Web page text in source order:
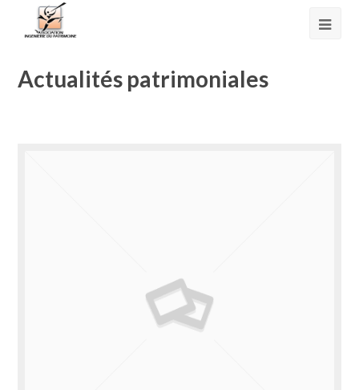
Actualités patrimoniales